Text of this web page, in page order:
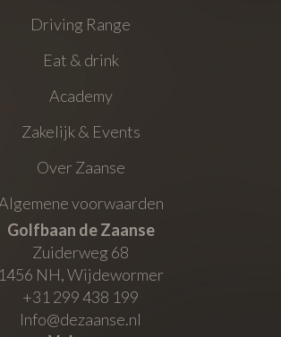
Driving Range
Eat & drink
Academy
Zakelijk & Events
Over Zaanse
voorwaarden
Golfbaan de Zaanse
Zuiderweg 68
1456 NH,Wijdewormer
+31 299 438 199
Info@dezaanse.nl